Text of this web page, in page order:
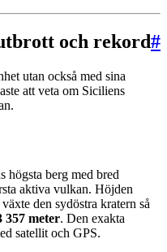
och rekord#
utan också med sina
att veta om Siciliens
berg med bred
aktiva vulkan. Höjden
den sydöstra kratern så
357 meter. Den exakta
satellit och GPS.